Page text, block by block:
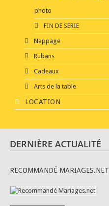
photo
FIN DE SERIE
Nappage
Rubans
Cadeaux
Arts de la table
LOCATION
DERNIÈRE ACTUALITÉ
RECOMMANDÉ MARIAGES.NET